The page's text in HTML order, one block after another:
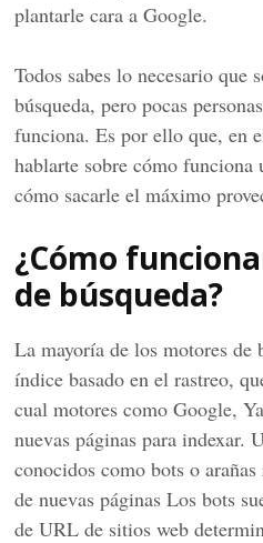
plantarle cara a Google.
Todos sabes lo necesario que
búsqueda, pero pocas
funciona. Es por ello que, en
hablarte sobre cómo funciona
cómo sacarle el máximo
¿Cómo
de búsqueda?
La mayoría de los motores de
índice basado en el rastreo,
cual motores como Google,
nuevas páginas para indexar.
conocidos como bots o
de nuevas páginas Los bots
de URL de sitios web